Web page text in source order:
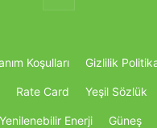
Koşulları Gizlilik
Rate Card Yeşil Sözlük
Yenilenebilir Enerji Güneş